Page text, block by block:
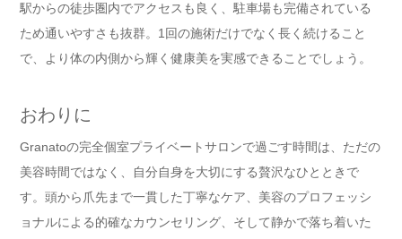
駅からの徒歩圏内でアクセスも良く、駐車場も完備されている
ため通いやすさも抜群。1回の施術だけでなく長く続けること
で、より体の内側から輝く健康美を実感できることでしょう。
おわりに
Granatoの完全個室プライベートサロンで過ごす時間は、ただの
美容時間ではなく、自分自身を大切にする贅沢なひとときで
す。頭から爪先まで一貫した丁寧なケア、美容のプロフェッシ
ョナルによる的確なカウンセリング、そして静かで落ち着いた